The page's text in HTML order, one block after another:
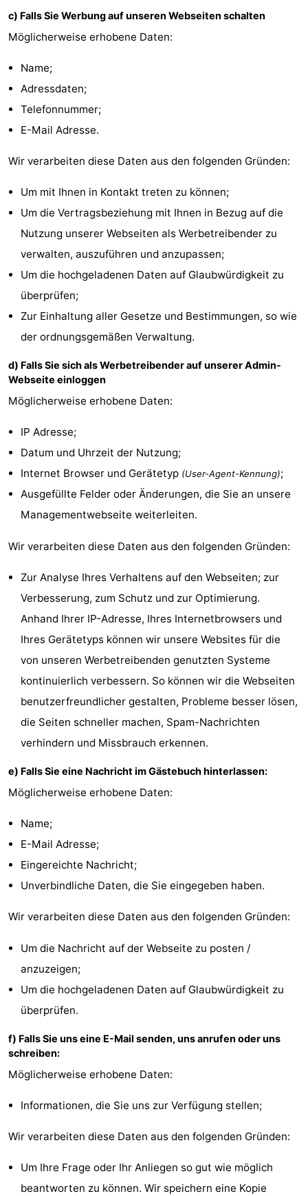
Oosterschelde
Burgh
Kop
-
Veere
Natur
Mantelingen
-
Westkapelle
-
Natur
Walcherse
bos
Dishoek
Vlissingen
-
Middelburg
Zeeuws-
Vlaanderen
-
Nieuwvliet
Sluis
-
Cadzand
Natur
Het
Zwin
Wetter
Kontakt
c) Falls Sie Werbung auf unseren Webseiten schalten
Möglicherweise erhobene Daten:
Name;
Adressdaten;
Telefonnummer;
E-Mail Adresse.
Wir verarbeiten diese Daten aus den folgenden Gründen:
Um mit Ihnen in Kontakt treten zu können;
Um die Vertragsbeziehung mit Ihnen in Bezug auf die
Nutzung unserer Webseiten als Werbetreibender zu
verwalten, auszuführen und anzupassen;
Um die hochgeladenen Daten auf Glaubwürdigkeit zu
überprüfen;
Zur Einhaltung aller Gesetze und Bestimmungen, so wie
der ordnungsgemäßen Verwaltung.
d) Falls Sie sich als Werbetreibender auf unserer Admin-
Webseite einloggen
Möglicherweise erhobene Daten:
IP Adresse;
Datum und Uhrzeit der Nutzung;
Internet Browser und Gerätetyp (User-Agent-Kennung);
Ausgefüllte Felder oder Änderungen, die Sie an unsere
Managementwebseite weiterleiten.
Wir verarbeiten diese Daten aus den folgenden Gründen:
Zur Analyse Ihres Verhaltens auf den Webseiten; zur
Verbesserung, zum Schutz und zur Optimierung.
Anhand Ihrer IP-Adresse, Ihres Internetbrowsers und
Ihres Gerätetyps können wir unsere Websites für die
von unseren Werbetreibenden genutzten Systeme
kontinuierlich verbessern. So können wir die Webseiten
benutzerfreundlicher gestalten, Probleme besser lösen,
die Seiten schneller machen, Spam-Nachrichten
verhindern und Missbrauch erkennen.
e) Falls Sie eine Nachricht im Gästebuch hinterlassen:
Möglicherweise erhobene Daten:
Name;
E-Mail Adresse;
Eingereichte Nachricht;
Unverbindliche Daten, die Sie eingegeben haben.
Wir verarbeiten diese Daten aus den folgenden Gründen:
Um die Nachricht auf der Webseite zu posten /
anzuzeigen;
Um die hochgeladenen Daten auf Glaubwürdigkeit zu
überprüfen.
f) Falls Sie uns eine E-Mail senden, uns anrufen oder uns
schreiben:
Möglicherweise erhobene Daten:
Informationen, die Sie uns zur Verfügung stellen;
Wir verarbeiten diese Daten aus den folgenden Gründen:
Um Ihre Frage oder Ihr Anliegen so gut wie möglich
beantworten zu können. Wir speichern eine Kopie